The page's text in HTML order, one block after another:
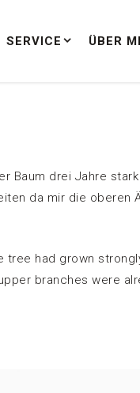
SERVICE ÜBER
Baum drei Jahre stark
da mir die oberen
tree had grown
branches were